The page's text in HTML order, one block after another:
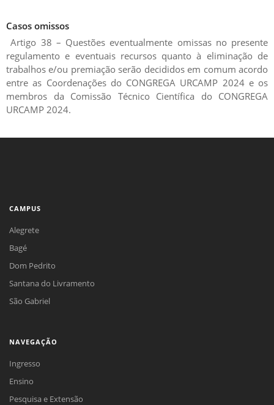
Casos omissos
Artigo 38 – Questões eventualmente omissas no presente
regulamento e eventuais recursos quanto à eliminação de
trabalhos e/ou premiação serão decididos em comum acordo
entre as Coordenações do CONGREGA URCAMP 2024 e os
membros da Comissão Técnico Científica do CONGREGA
URCAMP 2024.
CAMPUS
Alegrete
Bagé
Dom Pedrito
Santana do Livramento
São Gabriel
NAVEGAÇÃO
Ingresso
Ensino
Pesquisa e Extensão